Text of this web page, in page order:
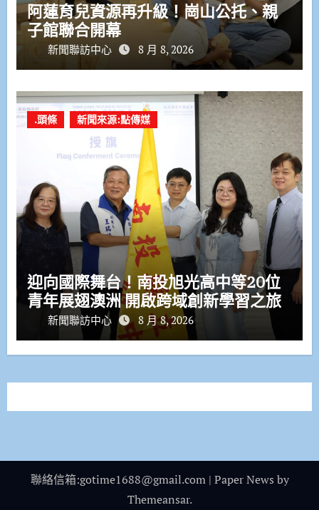
阿蓮育兒資源再升級！崗山公托、親
子館聯合開幕
新聞聯訪中心 8 月 8, 2026
.頭條 新聞來源:點傳媒
迎向國際舞台！南投旭光高中等20位
青年展翅澳洲 開啟跨域創新學習之旅
新聞聯訪中心 8 月 8, 2026
聯絡信箱:gotime1688@gmail.com | Paper News by
Themeansar.